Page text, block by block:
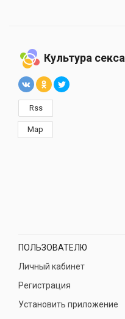
Культура секса
Rss
Map
ПОЛЬЗОВАТЕЛЮ
Личный кабинет
Регистрация
Установить приложение